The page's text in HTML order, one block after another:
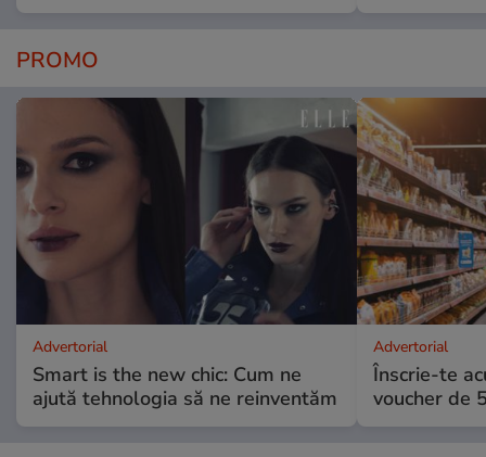
PROMO
Advertorial
Smart is the new chic: Cum ne
ajută tehnologia să ne reinventăm
Advertorial
Înscrie-te
voucher de